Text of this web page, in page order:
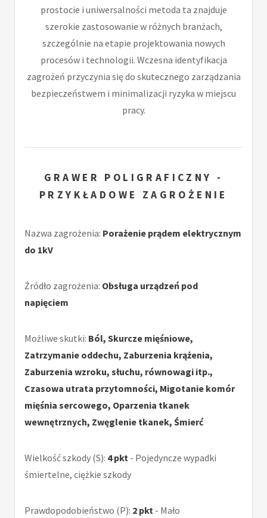
prostocie i uniwersalności metoda ta znajduje
szerokie zastosowanie w różnych branżach,
szczególnie na etapie projektowania nowych
procesów i technologii. Wczesna identyfikacja
zagrożeń przyczynia się do skutecznego zarządzania
bezpieczeństwem i minimalizacji ryzyka w miejscu
pracy.
GRAWER POLIGRAFICZNY -
PRZYKŁADOWE ZAGROŻENIE
Nazwa zagrożenia: Porażenie prądem elektrycznym
do 1kV
Źródło zagrożenia: Obsługa urządzeń pod
napięciem
Możliwe skutki: Ból, Skurcze mięśniowe,
Zatrzymanie oddechu, Zaburzenia krążenia,
Zaburzenia wzroku, słuchu, równowagi itp.,
Czasowa utrata przytomności, Migotanie komór
mięśnia sercowego, Oparzenia tkanek
wewnętrznych, Zwęglenie tkanek, Śmierć
Wielkość szkody (S): 4 pkt - Pojedyncze wypadki
śmiertelne, ciężkie szkody
Prawdopodobieństwo (P): 2 pkt - Mało